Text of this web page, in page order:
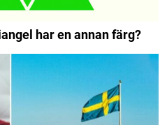
har en annan färg?